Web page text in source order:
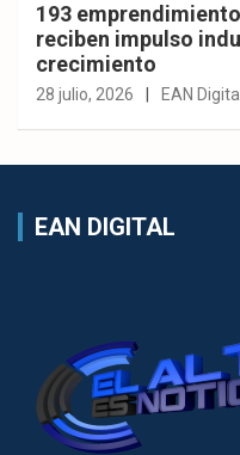
193
reciben impulso
crecimiento
28 julio, 2026 EAN Digital
EAN DIGITAL